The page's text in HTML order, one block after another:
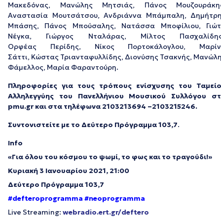
Μακεδόνας, Μανώλης Μητσιάς, Πάνος
Αναστασία Μουτσάτσου, Ανδριάννα Μπάμπαλη,
Μπάσης, Πάνος Μπούσαλης, Νατάσσα Μποφίλιου,
Νέγκα, Γιώργος Νταλάρας, Μίλτος
Ορφέας Περίδης, Νίκος Πορτοκάλογλου,
Σάττι, Κώστας Τριανταφυλλίδης, Διονύσης Τσακνής,
Φάμελλος, Μαρία Φαραντούρη.
Πληροφορίες για τους τρόπους ενίσχυσης του
Αλληλεγγύης του Πανελλήνιου Μουσικού Συλλόγου
pmu.gr και στα τηλέφωνα 2103213694 –2103215246.
Συντονιστείτε με το Δεύτερο Πρόγραμμα 103,7.
Info
«Για όλου του κόσμου το ψωμί, το φως και το τραγούδι!»
Κυριακή 3 Ιανουαρίου 2021, 21:00
Δεύτερο Πρόγραμμα 103,7
#defteroprogramma #neoprogramma
Live Streaming: webradio.ert.gr/deftero